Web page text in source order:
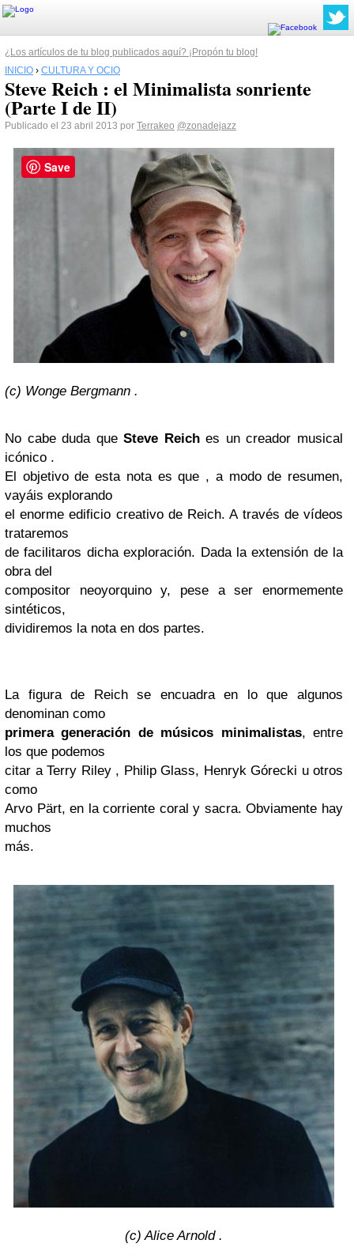
¿Los artículos de tu blog publicados aquí? ¡Propón tu blog!
INICIO › CULTURA Y OCIO
Steve Reich : el Minimalista sonriente
(Parte I de II)
Publicado el 23 abril 2013 por Terrakeo @zonadejazz
(c) Wonge Bergmann .
No cabe duda queSteve Reiches un creador musical
icónico .
El objetivo de esta nota es que , a modo de resumen,
vayáis explorando
el enorme edificio creativo de Reich. A través de vídeos
trataremos
de facilitaros dicha exploración. Dada la extensión de la
obra del
compositor neoyorquino y, pese a ser enormemente
sintéticos,
dividiremos la nota en dos partes.
La figura de Reich se encuadra en lo que algunos
denominan como
primera generación de músicos minimalistas, entre
los que podemos
citar a Terry Riley , Philip Glass, Henryk Górecki u otros
como
Arvo Pärt, en la corriente coral y sacra. Obviamente hay
muchos
más.
(c) Alice Arnold .
Save